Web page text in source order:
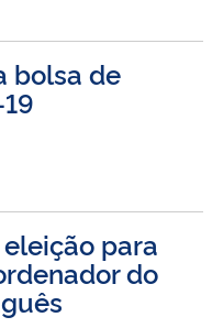
bolsa de
para
do